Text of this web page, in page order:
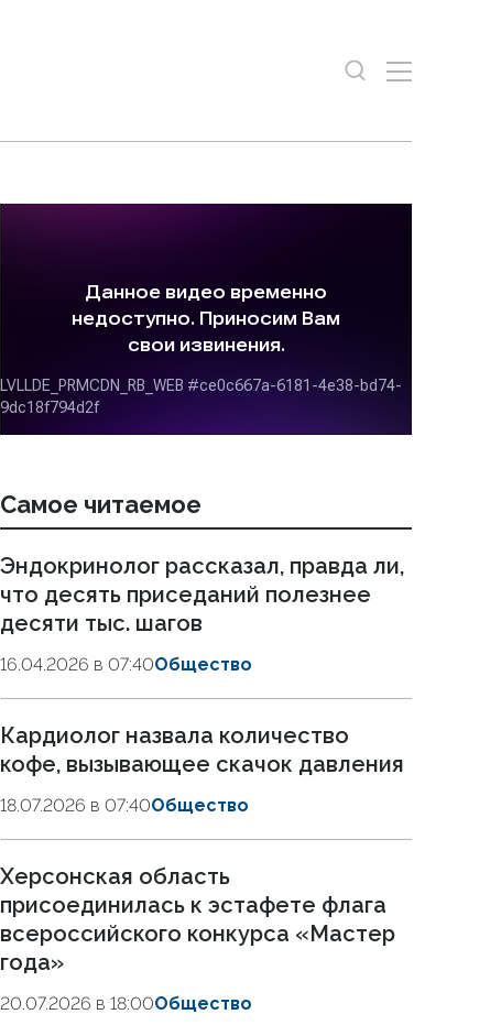
Самое читаемое
Эндокринолог рассказал, правда ли,
что десять приседаний полезнее
десяти тыс. шагов
16.04.2026 в 07:40Общество
Кардиолог назвала количество
кофе, вызывающее скачок давления
18.07.2026 в 07:40Общество
Херсонская область
присоединилась к эстафете флага
всероссийского конкурса «Мастер
года»
20.07.2026 в 18:00Общество